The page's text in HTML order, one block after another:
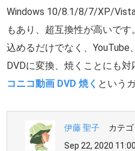
Windows 10/8.1/8/7/XP/
もあり、超互換性が高いで
込めるだけでなく、YouTube
DVDに変換、焼くことにも対
コニコ動画 DVD 焼く という
伊藤 聖子 カテゴ
Sep 22, 2020 11:00